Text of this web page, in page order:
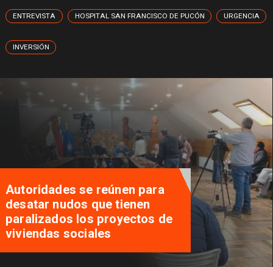
ENTREVISTA HOSPITAL SAN FRANCISCO DE PUCÓN URGENCIA
INVERSIÓN
Alcalde de Pucón confirma
salida de la UFRO en la comuna